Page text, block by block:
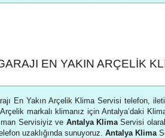
EN YAKIN ARÇELIK
En Yakın Arçelik Klima Servisi telefon,
Arçelik markalı klimanız için Antalya’daki
Servisiyiz ve Antalya KlimaServisi
uzaklığında sunuyoruz. Antalya Klima